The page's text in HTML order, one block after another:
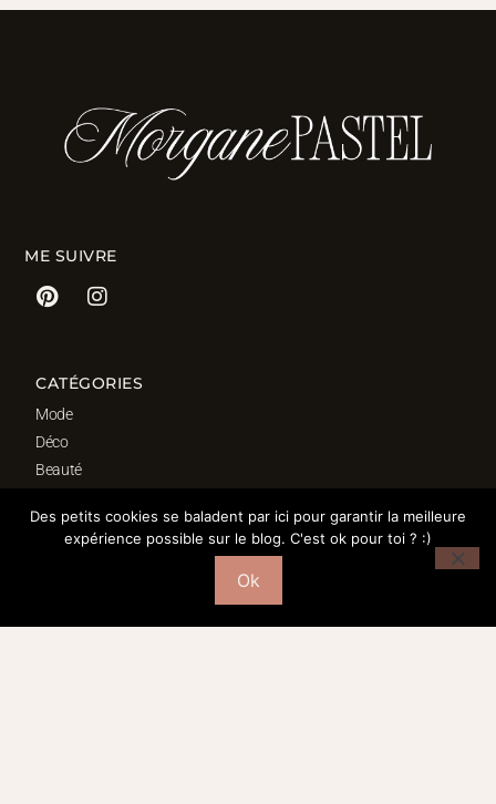
ME SUIVRE
CATÉGORIES
Mode
Déco
Beauté
Bordeaux
Des petits cookies se baladent par ici pour garantir la meilleure
expérience possible sur le blog. C'est ok pour toi ? :)
Ok